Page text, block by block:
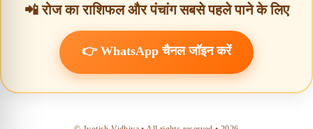
📲 रोज का राशिफल और पंचांग सबसे पहले पाने के लिए
👉 WhatsApp चैनल जॉइन करें